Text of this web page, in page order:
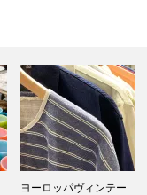
ヨーロッパヴィンテー